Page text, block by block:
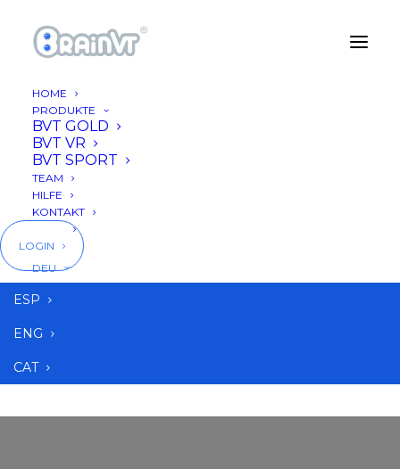
HOME
PRODUKTE
BVT GOLD
BVT VR
BVT SPORT
TEAM
HILFE
KONTAKT
LOGIN
DEU
ESP
ENG
CAT
formula1